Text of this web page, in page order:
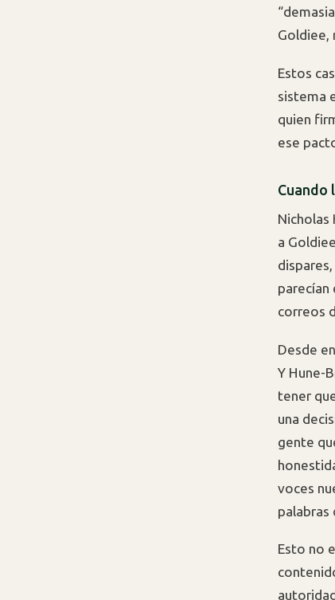
Goldiee,
Estos
sistema
quien
ese
Cuando
a
correos
Desde
Y Hune-
tener
una
gente
voces
palabras
Esto no